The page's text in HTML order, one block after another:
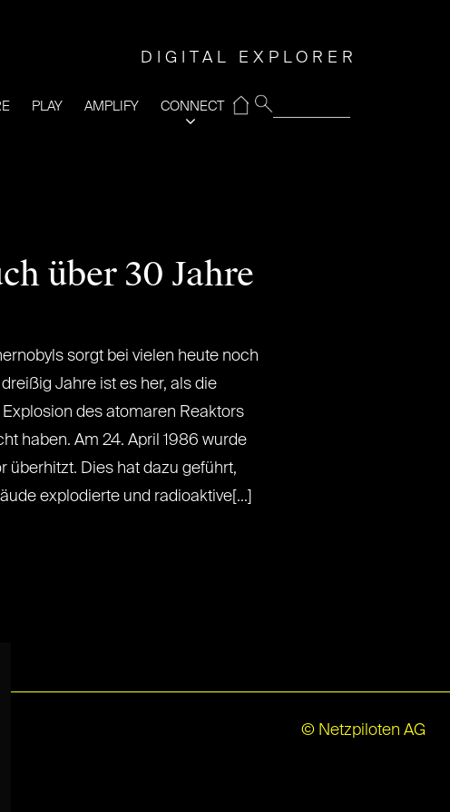
DIGITAL EXPLORER
PLAY AMPLIFY CONNECT
⌂
über 30 Jahre
sorgt bei vielen heute noch
Jahre ist es her, als die
des atomaren Reaktors
haben. Am 24. April 1986 wurde
überhitzt. Dies hat dazu geführt,
explodierte und radioaktive[...]
© Netzpiloten AG